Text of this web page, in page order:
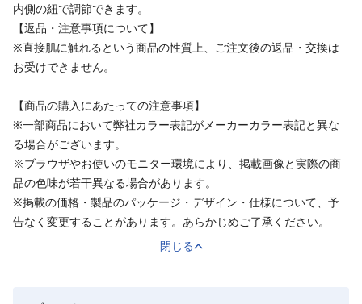
内側の紐で調節できます。
【返品・注意事項について】
※直接肌に触れるという商品の性質上、ご注文後の返品・交換は
お受けできません。
【商品の購入にあたっての注意事項】
※一部商品において弊社カラー表記がメーカーカラー表記と異な
る場合がございます。
※ブラウザやお使いのモニター環境により、掲載画像と実際の商
品の色味が若干異なる場合があります。
※掲載の価格・製品のパッケージ・デザイン・仕様について、予
告なく変更することがあります。あらかじめご了承ください。
閉じる